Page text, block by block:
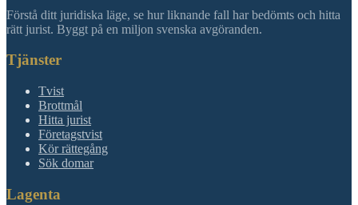
Förstå ditt juridiska läge, se hur liknande fall har bedömts och hitta
rätt jurist. Byggt på en miljon svenska avgöranden.
Tjänster
Tvist
Brottmål
Hitta jurist
Företagstvist
Kör rättegång
Sök domar
Lagenta